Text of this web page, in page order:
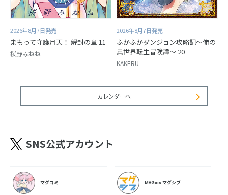
2026年8月7日発売
まもって守護月天！ 解封の章 11
桜野みねね
2026年8月7日発売
ふかふかダンジョン攻略記～俺の
異世界転生冒険譚～ 20
KAKERU
カレンダーへ
SNS公式アカウント
マグコミ MAGxiv マグシブ